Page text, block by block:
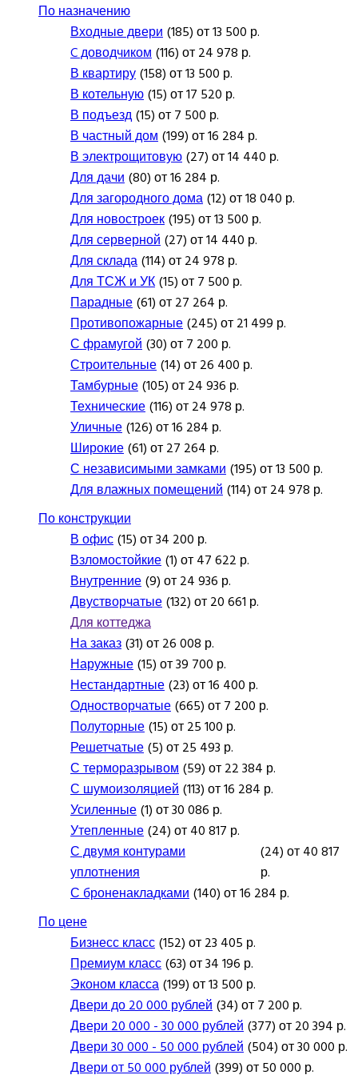
По назначению
Входные двери(185) от 13 500 р.
C доводчиком(116) от 24 978 р.
В квартиру(158) от 13 500 р.
В котельную(15) от 17 520 р.
В подъезд(15) от 7 500 р.
В частный дом(199) от 16 284 р.
В электрощитовую(27) от 14 440 р.
Для дачи(80) от 16 284 р.
Для загородного дома(12) от 18 040 р.
Для новостроек(195) от 13 500 р.
Для серверной(27) от 14 440 р.
Для склада(114) от 24 978 р.
Для ТСЖ и УК(15) от 7 500 р.
Парадные(61) от 27 264 р.
Противопожарные(245) от 21 499 р.
С фрамугой(30) от 7 200 р.
Строительные(14) от 26 400 р.
Тамбурные(105) от 24 936 р.
Технические(116) от 24 978 р.
Уличные(126) от 16 284 р.
Широкие(61) от 27 264 р.
С независимыми замками(195) от 13 500 р.
Для влажных помещений(114) от 24 978 р.
По конструкции
В офис(15) от 34 200 р.
Взломостойкие(1) от 47 622 р.
Внутренние(9) от 24 936 р.
Двустворчатые(132) от 20 661 р.
Для коттеджа
На заказ(31) от 26 008 р.
Наружные(15) от 39 700 р.
Нестандартные(23) от 16 400 р.
Одностворчатые(665) от 7 200 р.
Полуторные(15) от 25 100 р.
Решетчатые(5) от 25 493 р.
С терморазрывом(59) от 22 384 р.
С шумоизоляцией(113) от 16 284 р.
Усиленные(1) от 30 086 р.
Утепленные(24) от 40 817 р.
С двумя контурами
уплотнения
(24) от 40 817
р.
С броненакладками(140) от 16 284 р.
По цене
Бизнесс класс(152) от 23 405 р.
Премиум класс(63) от 34 196 р.
Эконом класса(199) от 13 500 р.
Двери до 20 000 рублей(34) от 7 200 р.
Двери 20 000 - 30 000 рублей(377) от 20 394 р.
Двери 30 000 - 50 000 рублей(504) от 30 000 р.
Двери от 50 000 рублей(399) от 50 000 р.